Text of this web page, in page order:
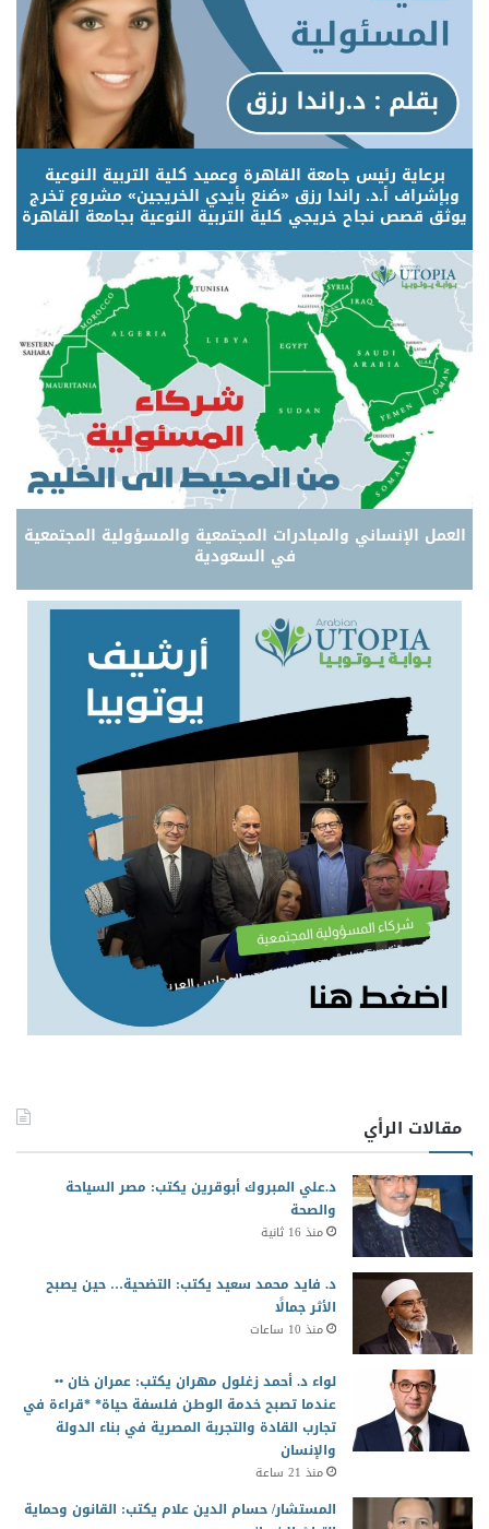
برعاية رئيس جامعة القاهرة وعميد كلية التربية النوعية
وبإشراف أ.د. راندا رزق «صُنع بأيدي الخريجين» مشروع تخرج
يوثق قصص نجاح خريجي كلية التربية النوعية بجامعة القاهرة
العمل الإنساني والمبادرات المجتمعية والمسؤولية المجتمعية
في السعودية
مقالات الرأي
د.علي المبروك أبوقرين يكتب: مصر السياحة
والصحة
منذ 16 ثانية
د. فايد محمد سعيد يكتب: التضحية… حين يصبح
الأثر جمالًا
منذ 10 ساعات
لواء د. أحمد زغلول مهران يكتب: عمران خان ••
عندما تصبح خدمة الوطن فلسفة حياة* *قراءة في
تجارب القادة والتجربة المصرية في بناء الدولة
والإنسان
منذ 21 ساعة
المستشار/ حسام الدين علام يكتب: القانون وحماية